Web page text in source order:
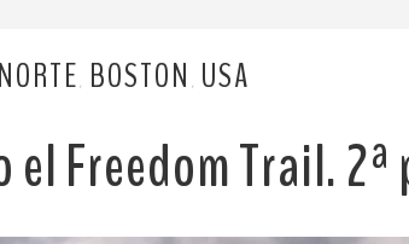
BOSTON USA
Freedom Trail. 2ª